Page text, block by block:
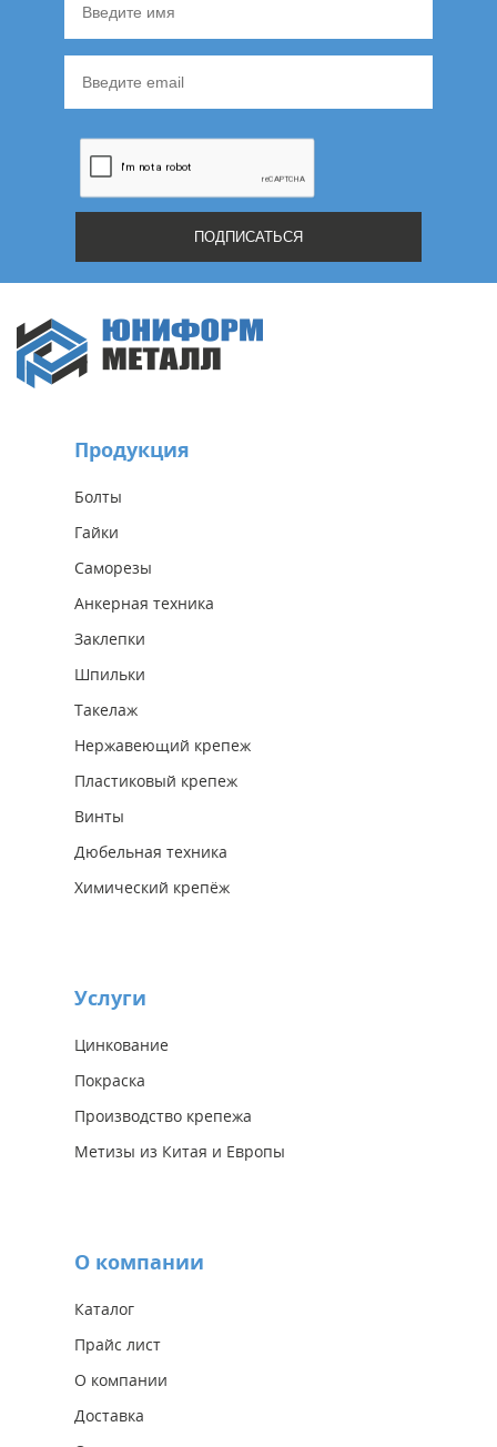
Продукция
Болты
Гайки
Саморезы
Анкерная техника
Заклепки
Шпильки
Такелаж
Нержавеющий крепеж
Пластиковый крепеж
Винты
Дюбельная техника
Химический крепёж
Услуги
Цинкование
Покраска
Производство крепежа
Метизы из Китая и Европы
О компании
Каталог
Прайс лист
О компании
Доставка